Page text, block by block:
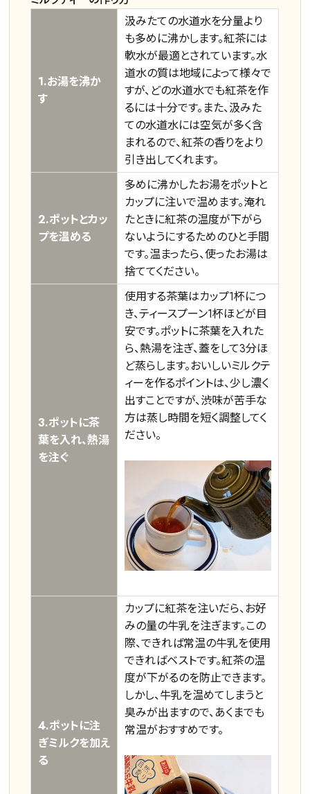
詳細検索
キーワードで探す
カモミール仙鶴草深蒸し茶業務用大容量
予算・価格で探す
〜
茶葉を選択
ハーブティー 緑茶
中国茶
紅茶
500g 1000g
検索
1.お湯を沸か
す
汲みたての水道水を分量より
も多めに沸かします。紅茶には
軟水が最適とされています。水
道水の質は地域によって様々で
すが、どの水道水でも紅茶を作
るには十分です。また、汲みた
ての水道水には空気が多く含
まれるので、紅茶の香りをより
引き出してくれます。
2.ポットとカッ
プを温める
多めに沸かしたお湯をポットと
カップに注いで温めます。淹れ
たときに紅茶の温度が下がら
ないようにするためのひと手間
です。温まったら、使ったお湯は
捨ててください。
3.ポットに茶
葉を入れ、熱湯
を注ぐ
使用する茶葉はカップ1杯につ
き、ティースプーン1杯ほどが目
安です。ポットに茶葉を入れた
ら、熱湯を注ぎ、蓋をして3分ほ
ど蒸らします。おいしいミルクテ
ィーを作るポイントは、少し濃く
出すことですが、渋味が苦手な
方は蒸し時間を短く調整してく
ださい。
4.ポットに注
ぎミルクを加え
る
カップに紅茶を注いだら、お好
みの量の牛乳を注ぎます。この
際、できれば常温の牛乳を使用
できればベストです。紅茶の温
度が下がるのを防止できます。
しかし、牛乳を温めてしまうと
臭みが出ますので、あくまでも
常温がおすすめです。